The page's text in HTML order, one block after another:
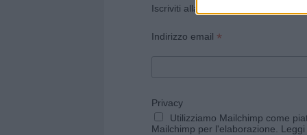
Iscriviti alla newsletter di Gallura
Indirizzo email *
Privacy
Utilizziamo Mailchimp come
Mailchimp per l'elaborazione.